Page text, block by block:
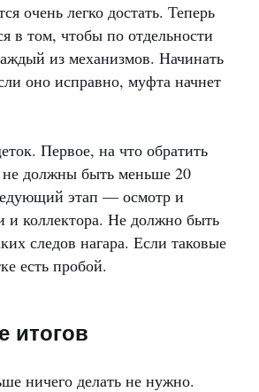
очень легко достать. Теперь
в том, чтобы по отдельности
из механизмов. Начинать
оно исправно, муфта начнет
Первое, на что обратить
должны быть меньше 20
этап — осмотр и
и коллектора. Не должно быть
следов нагара. Если таковые
есть пробой.
итогов
ничего делать не нужно.